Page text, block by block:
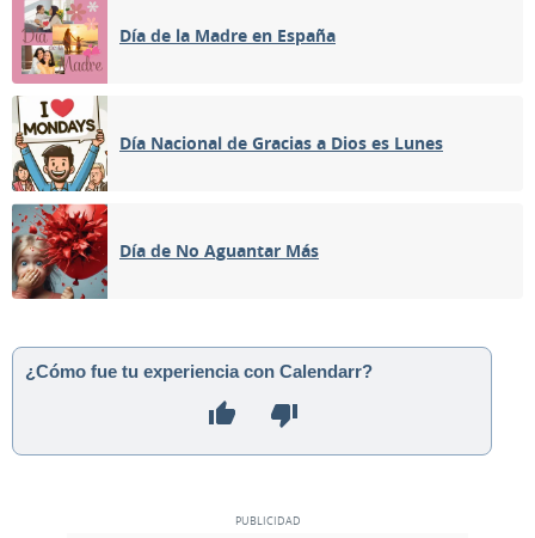
Día de la Madre en España
Día Nacional de Gracias a Dios es Lunes
Día de No Aguantar Más
¿Cómo fue tu experiencia con Calendarr?